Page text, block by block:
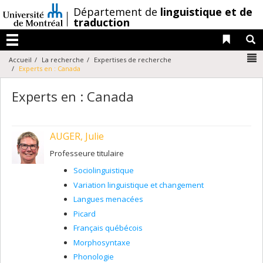
au
contenu
/Département de linguistique et de
traduction
Menu
Liens
Accueil La recherche
Expertises de recherche
Experts en : Canada
Experts en : Canada
AUGER, Julie
Professeure titulaire
Sociolinguistique
Variation linguistique et changement
Langues menacées
Picard
Français québécois
Morphosyntaxe
Phonologie